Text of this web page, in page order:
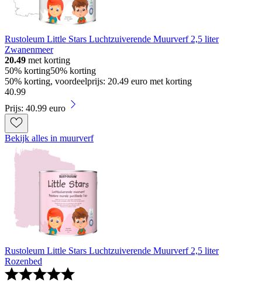
Rustoleum Little Stars Luchtzuiverende Muurverf 2,5 liter
Zwanenmeer
20.49 met korting
50% korting50% korting
50% korting, voordeelprijs: 20.49 euro met korting
40.99
Prijs: 40.99 euro
Bekijk alles in muurverf
Rustoleum Little Stars Luchtzuiverende Muurverf 2,5 liter
Rozenbed